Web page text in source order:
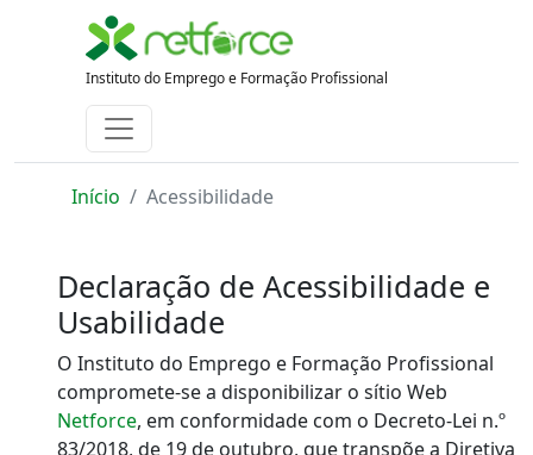
Instituto do Emprego e Formação Profissional
Início Acessibilidade
Declaração de Acessibilidade e
Usabilidade
O Instituto do Emprego e Formação Profissional
compromete-se a disponibilizar o sítio Web
Netforce, em conformidade com o Decreto-Lei n.º
83/2018, de 19 de outubro, que transpõe a Diretiva